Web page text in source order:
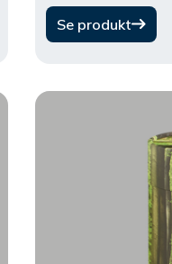
Se produkt